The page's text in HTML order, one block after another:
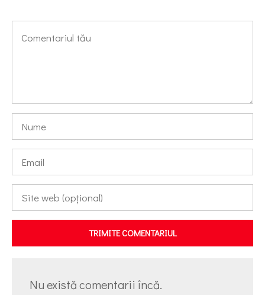
TRIMITE COMENTARIUL
Nu există comentarii încă.